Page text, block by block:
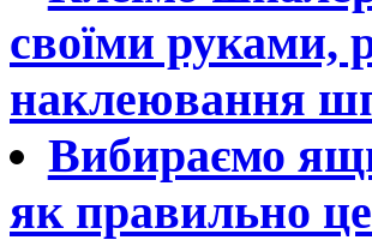
своїми руками,
наклеювання
Вибираємо
як правильно